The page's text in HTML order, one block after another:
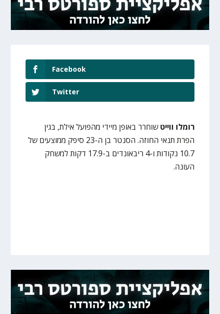
Facebook
Twitter
רומלו ווייטשוחרר באופן מיידי מהפועל אילת, בגין
הפרת תנאי החוזה. הסנטר בן ה-23 סיפק ממוצעים של
10.7 נקודות ו-4 ריבאונדים ב-17.9 דקות למשחק
העונה.